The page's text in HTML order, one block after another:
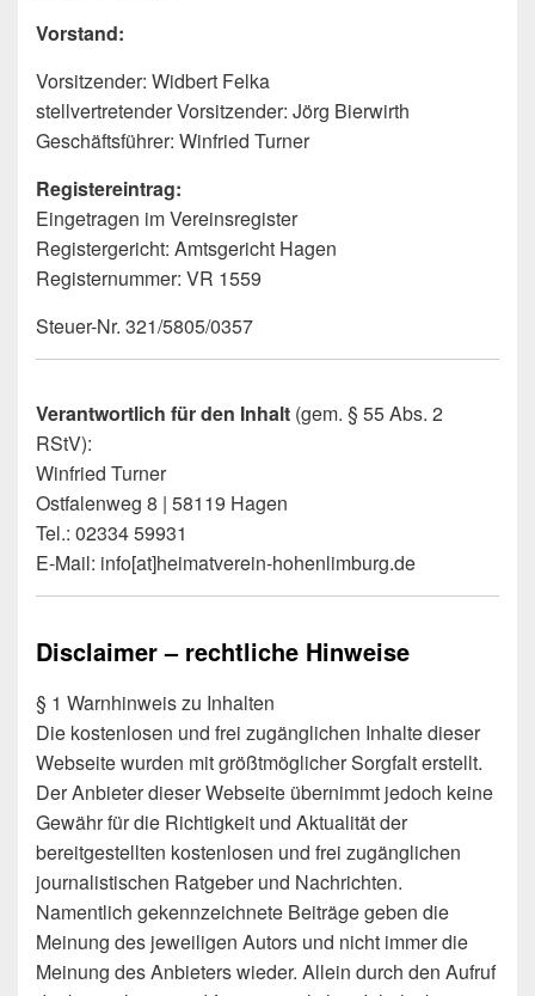
Vorstand:
Vorsitzender: Widbert Felka
stellvertretender Vorsitzender: Jörg Bierwirth
Geschäftsführer: Winfried Turner
Registereintrag:
Eingetragen im Vereinsregister
Registergericht: Amtsgericht Hagen
Registernummer: VR 1559
Steuer-Nr. 321/5805/0357
Verantwortlich für den Inhalt (gem. § 55 Abs. 2
RStV):
Winfried Turner
Ostfalenweg 8 | 58119 Hagen
Tel.: 02334 59931
E-Mail: info[at]heimatverein-hohenlimburg.de
Disclaimer – rechtliche Hinweise
§ 1 Warnhinweis zu Inhalten
Die kostenlosen und frei zugänglichen Inhalte dieser
Webseite wurden mit größtmöglicher Sorgfalt erstellt.
Der Anbieter dieser Webseite übernimmt jedoch keine
Gewähr für die Richtigkeit und Aktualität der
bereitgestellten kostenlosen und frei zugänglichen
journalistischen Ratgeber und Nachrichten.
Namentlich gekennzeichnete Beiträge geben die
Meinung des jeweiligen Autors und nicht immer die
Meinung des Anbieters wieder. Allein durch den Aufruf